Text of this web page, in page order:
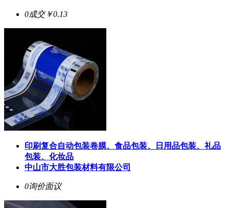
0成交￥0.13
印刷复合自动包装卷膜、食品包装、日用品包装、礼品
包装、化妆品
中山市大胜包装材料有限公司
0询价面议